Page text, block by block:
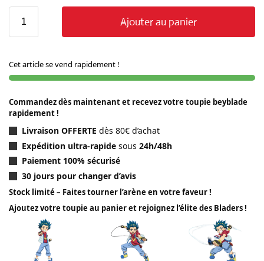
Ajouter au panier
Cet article se vend rapidement !
Commandez dès maintenant et recevez votre toupie beyblade
rapidement !
Livraison OFFERTE dès 80€ d’achat
Expédition ultra-rapide sous 24h/48h
Paiement 100% sécurisé
30 jours pour changer d’avis
Stock limité – Faites tourner l’arène en votre faveur !
Ajoutez votre toupie au panier et rejoignez l’élite des Bladers !